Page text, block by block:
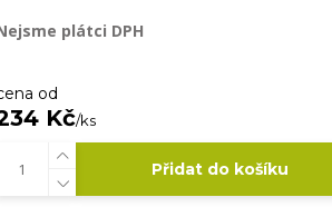
plátci DPH
od
Kč/ks
Přidat do košíku